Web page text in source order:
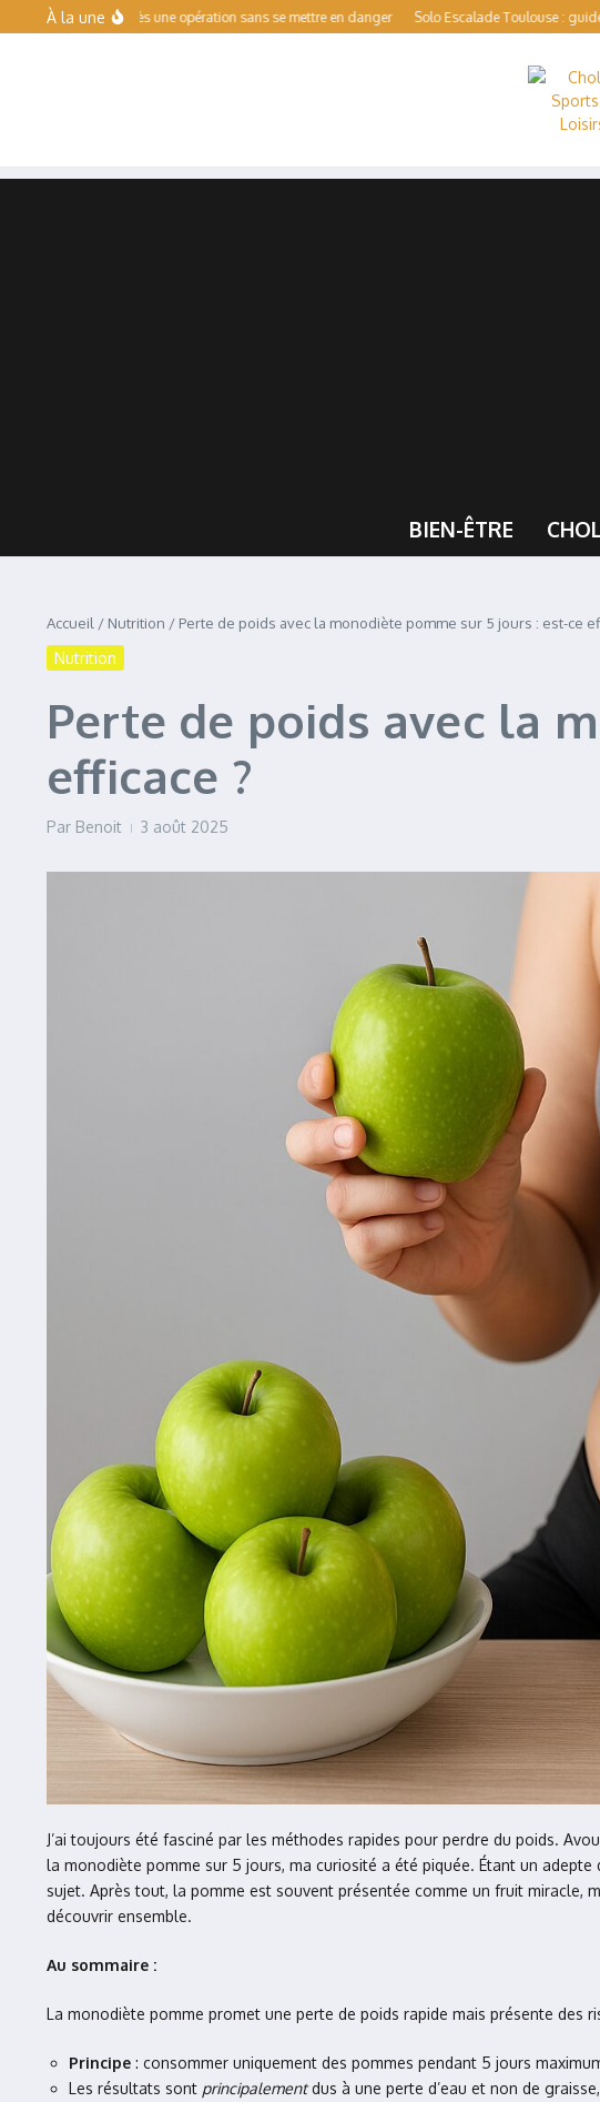
Aller au contenu
À la une
le sport après une opération sans se mettre en danger Solo Escalade Toulouse : guide
BIEN-ÊTRE
Accueil / Nutrition / Perte de poids avec la monodiète pomme sur 5 jours : est-ce
Nutrition
Perte de poids avec la
efficace ?
Par Benoit 3 août 2025
J’ai toujours été fasciné par les méthodes rapides pour perdre du poids.
la monodiète pomme sur 5 jours, ma curiosité a été piquée. Étant un
sujet. Après tout, la pomme est souvent présentée comme un fruit miracle,
découvrir ensemble.
Au sommaire :
La monodiète pomme promet une perte de poids rapide mais présente des
Principe : consommer uniquement des pommes pendant 5 jours
Les résultats sont principalementdus à une perte d’eau et non de